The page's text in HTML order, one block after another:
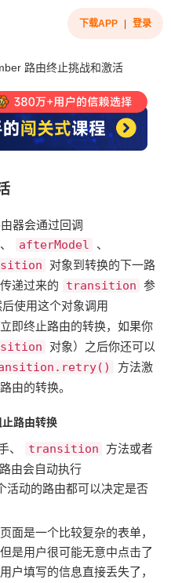
下载APP 登录
路由终止挑战和激活
器会通过回调
、 afterModel 、
对象到转换的下一路
递过来的
transition 参
使用这个对象调用
即终止路由的转换，如果你
对象）之后你还可以
方法激
由的转换。
路由转换
、 transition
方法或者
由会自动执行
活动的路由都可以决定是否
面是一个比较复杂的表单，
是用户很可能无意中点击了
户填写的信息直接丢失了，